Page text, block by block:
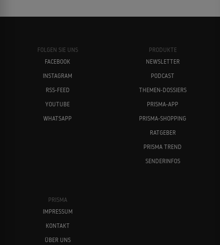
FOLGEN SIE UNS
FACEBOOK
INSTAGRAM
RSS-FEED
YOUTUBE
WHATSAPP
PRODUKTE
NEWSLETTER
PODCAST
THEMEN-DOSSIERS
PRISMA-APP
PRISMA-SHOPPING
RATGEBER
PRISMA TREND
SENDERINFOS
PRISMA
IMPRESSUM
KONTAKT
ÜBER UNS